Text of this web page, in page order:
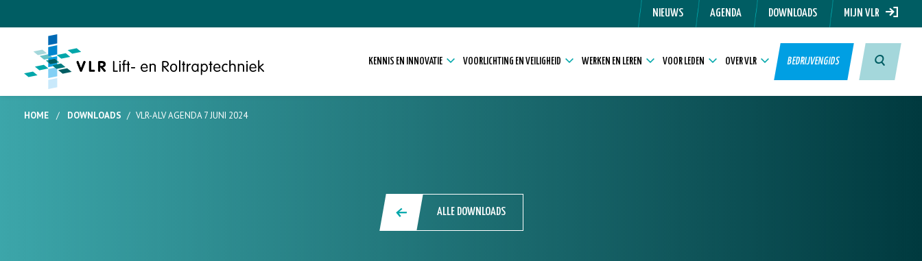
NIEUWS AGENDA DOWNLOADS MIJN VLR
KENNIS EN INNOVATIE VOORLICHTING EN VEILIGHEID WERKEN EN LEREN VOOR LEDEN OVER VLR BEDRIJVENGIDS
HOME / DOWNLOADS / VLR-ALV AGENDA 7 JUNI 2024
ALLE DOWNLOADS